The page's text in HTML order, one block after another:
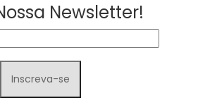
Newsletter!